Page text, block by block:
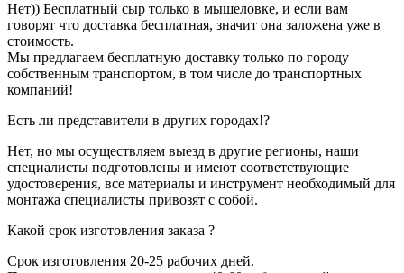
Нет)) Бесплатный сыр только в мышеловке, и если вам
говорят что доставка бесплатная, значит она заложена уже в
стоимость.
Мы предлагаем бесплатную доставку только по городу
собственным транспортом, в том числе до транспортных
компаний!
Есть ли представители в других городах!?
Нет, но мы осуществляем выезд в другие регионы, наши
специалисты подготовлены и имеют соответствующие
удостоверения, все материалы и инструмент необходимый для
монтажа специалисты привозят с собой.
Какой срок изготовления заказа ?
Срок изготовления 20-25 рабочих дней.